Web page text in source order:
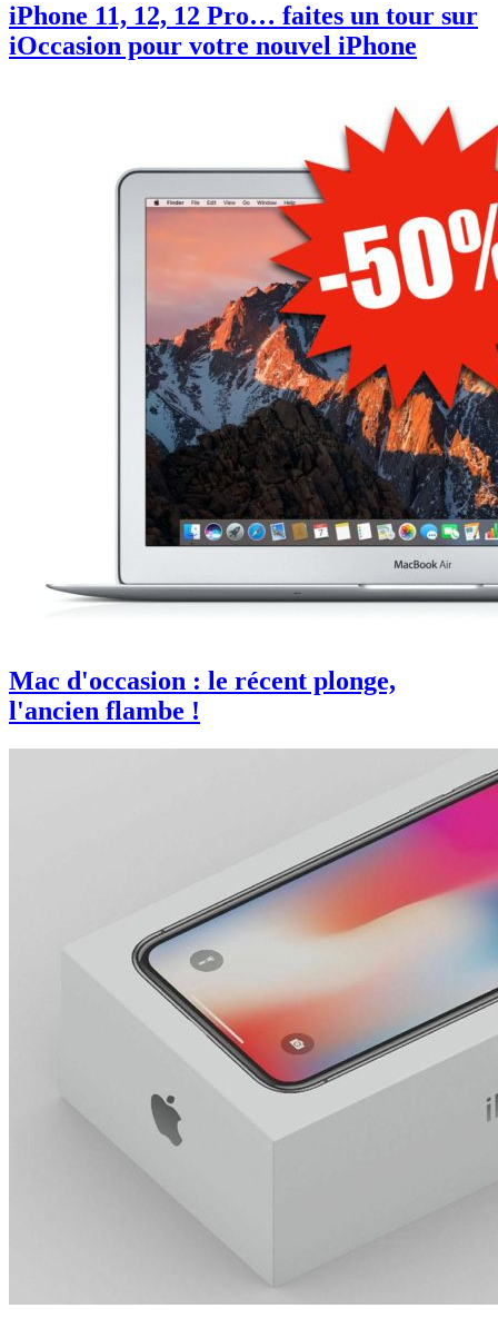
iPhone 11, 12, 12 Pro… faites un tour sur
iOccasion pour votre nouvel iPhone
Mac d'occasion : le récent plonge,
l'ancien flambe !